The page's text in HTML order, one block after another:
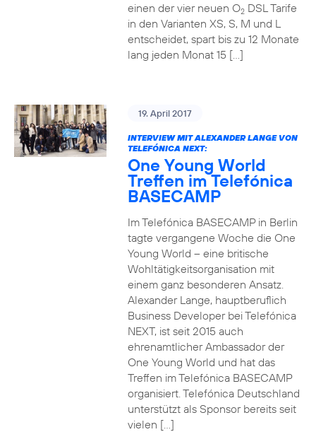
einen der vier neuen O2DSL Tarife
in den Varianten XS, S, M und L
entscheidet, spart bis zu 12 Monate
lang jeden Monat 15 […]
19. April 2017
INTERVIEW MIT ALEXANDER LANGE VON
TELEFÓNICA NEXT:
One Young World
Treffen im Telefónica
BASECAMP
Im Telefónica BASECAMP in Berlin
tagte vergangene Woche die One
Young World – eine britische
Wohltätigkeitsorganisation mit
einem ganz besonderen Ansatz.
Alexander Lange, hauptberuflich
Business Developer bei Telefónica
NEXT, ist seit 2015 auch
ehrenamtlicher Ambassador der
One Young World und hat das
Treffen im Telefónica BASECAMP
organisiert. Telefónica Deutschland
unterstützt als Sponsor bereits seit
vielen […]